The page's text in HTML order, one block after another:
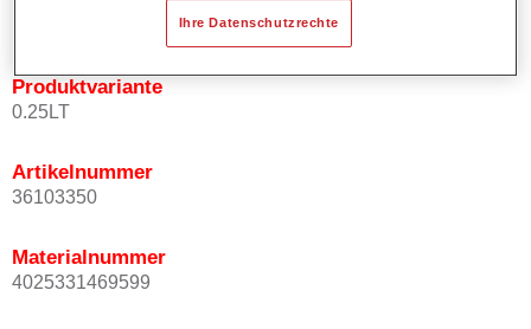
Produktvariante
0.25LT
Artikelnummer
36103350
Materialnummer
4025331469599
Ihre Datenschutzrechte